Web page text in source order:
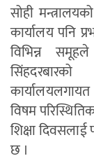
सोही
कार्यालय पनि
विभिन्न
विषम
शिक्षा
छ ।